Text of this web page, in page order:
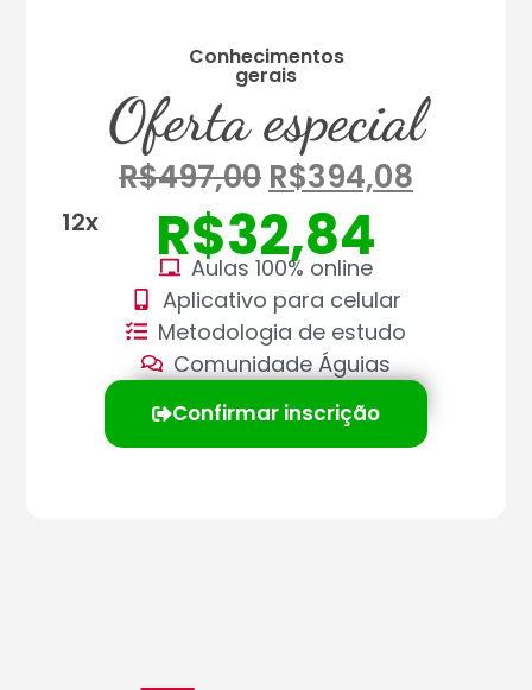
Conhecimentos
gerais
Oferta especial
R$497,00 R$394,08
R$32,84
12x
Aulas 100% online
Aplicativo para celular
Metodologia de estudo
Comunidade Águias
Confirmar inscrição